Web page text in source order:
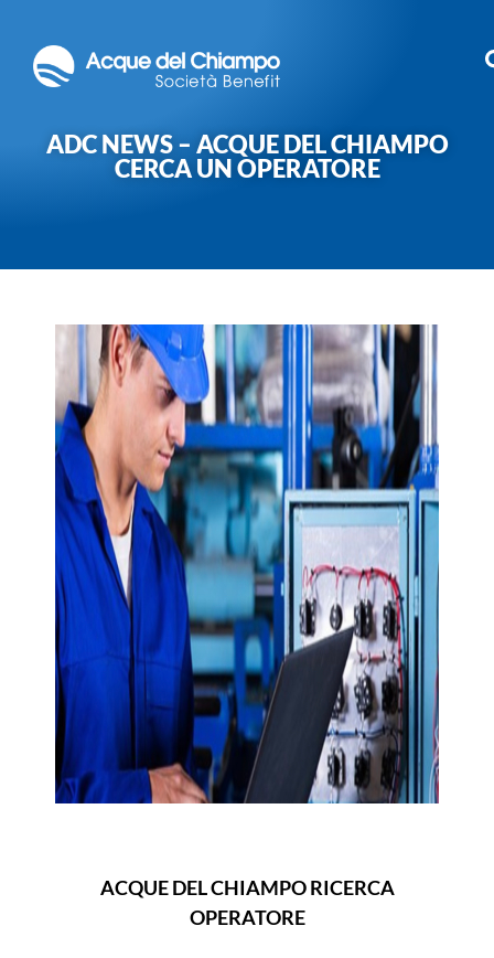
ADC NEWS – ACQUE DEL CHIAMPO
CERCA UN OPERATORE
ACQUE DEL CHIAMPO RICERCA
OPERATORE